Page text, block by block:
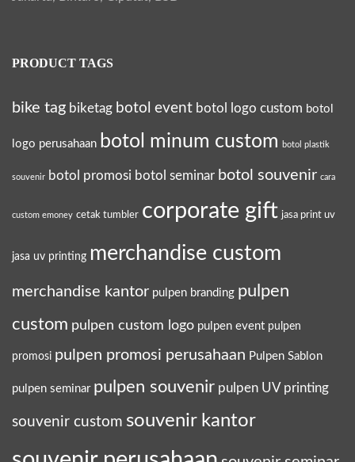
PRODUCT TAGS
bike tag biketag botol event botol logo custom botol
logo perusahaan botol minum custom botol plastik
souvenir botol promosi botol seminar botol souvenir cara
custom emoney cetak tumbler corporate gift jasa print uv
jasa uv printing merchandise custom
merchandise kantor pulpen branding pulpen
custom pulpen custom logo pulpen event pulpen
promosi pulpen promosi perusahaan Pulpen Sablon
pulpen seminar pulpen souvenir pulpen UV printing
souvenir custom souvenir kantor